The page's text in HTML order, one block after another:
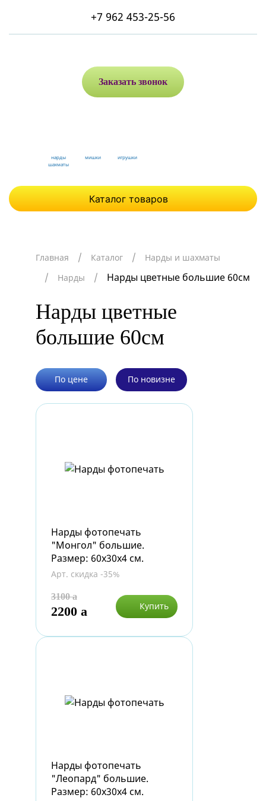
+7 962 453-25-56
Заказать звонок
нарды
шахматы
мишки игрушки
Каталог товаров
Главная Каталог
Нарды и шахматы
Нарды
Нарды цветные большие 60см
Нарды цветные
большие 60см
По цене По новизне
Нарды фотопечать
"Монгол" большие.
Размер: 60х30х4 см.
Арт. скидка -35%
3100a
2200 a Купить
Нарды фотопечать
"Леопард" большие.
Размер: 60х30х4 см.